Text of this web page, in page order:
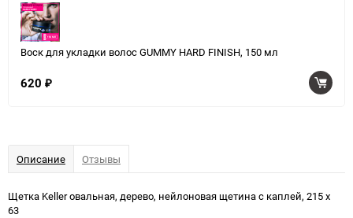
Воск для укладки волос GUMMY HARD FINISH, 150 мл
620 ₽
Описание Отзывы
Щетка Keller овальная, дерево, нейлоновая щетина с каплей, 215 x
63